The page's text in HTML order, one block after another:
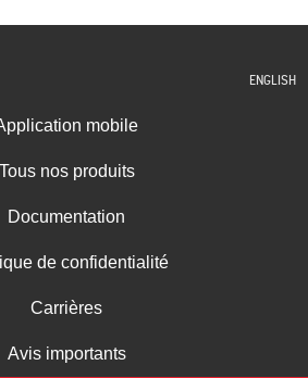
ENGLISH
mobile
Tous nos produits
Documentation
de confidentialité
Carrières
Avis importants